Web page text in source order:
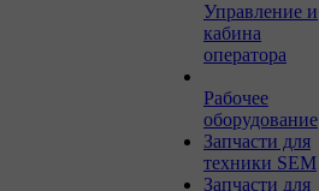
Управление и
кабина
оператора
Рабочее
оборудование
Запчасти для
техники SEM
Запчасти для